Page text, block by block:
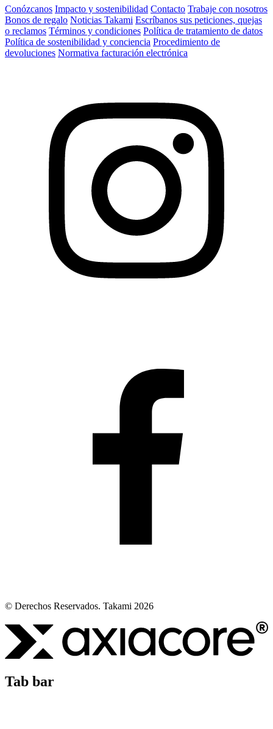
Conózcanos Impacto y sostenibilidad Contacto Trabaje con nosotros
Bonos de regalo Noticias Takami Escríbanos sus peticiones, quejas
o reclamos Términos y condiciones Política de tratamiento de datos
Política de sostenibilidad y conciencia Procedimiento de
devoluciones Normativa facturación electrónica
© Derechos Reservados. Takami 2026
Tab bar